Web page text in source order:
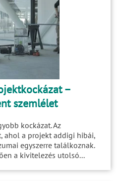
–
szemlélet
kockázat. Az
ahol a projekt addigi hibái,
egyszerre találkoznak.
a kivitelezés utolsó...